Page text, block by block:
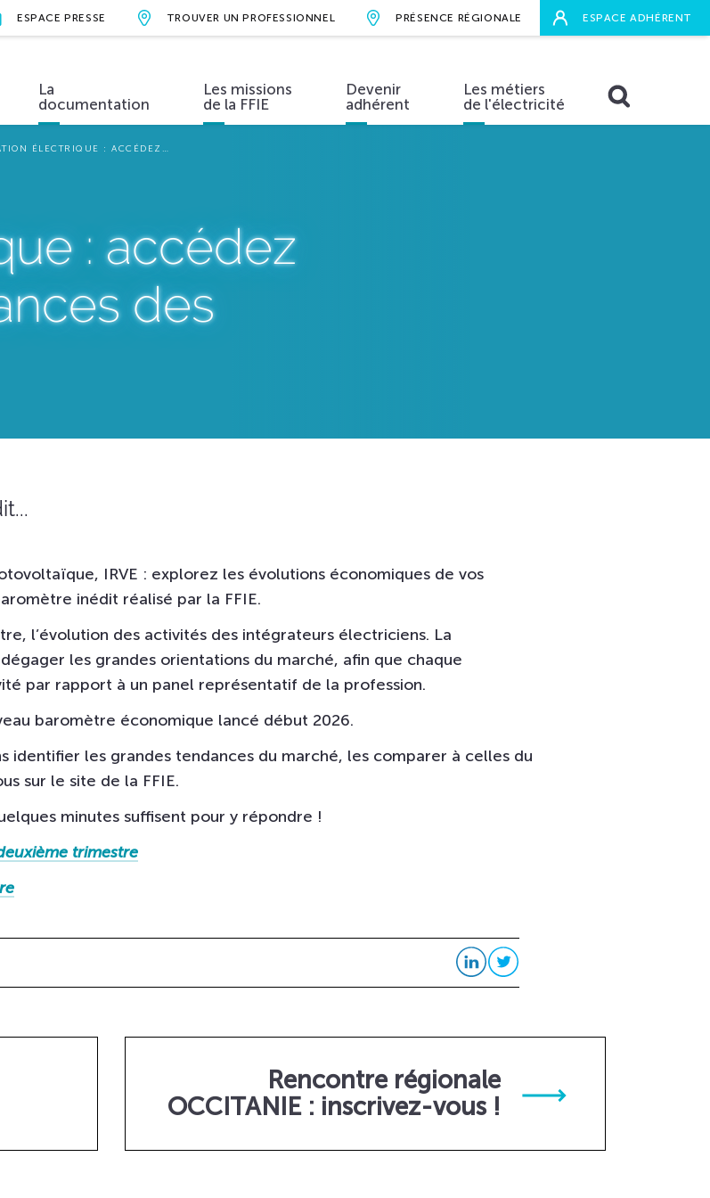
ESPACE PRESSE TROUVER UN PROFESSIONNEL PRÉSENCE RÉGIONALE ESPACE ADHÉRENT
La
documentation
Les missions
de la FFIE
Devenir
adhérent
Les métiers
de l'électricité
ÉLECTRIQUE : ACCÉDEZ…
: accédez
des
IRVE : explorez les évolutions économiques de vos
inédit réalisé par la FFIE.
l’évolution des activités des intégrateurs électriciens. La
les grandes orientations du marché, afin que chaque
par rapport à un panel représentatif de la profession.
baromètre économique lancé début 2026.
identifier les grandes tendances du marché, les comparer à celles du
sur le site de la FFIE.
minutes suffisent pour y répondre !
trimestre
Rencontre régionale
OCCITANIE : inscrivez-vous !